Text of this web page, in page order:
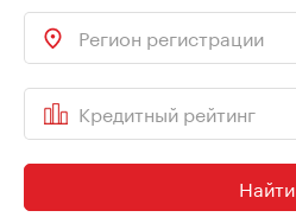
Регион регистрации
Кредитный рейтинг
Найти